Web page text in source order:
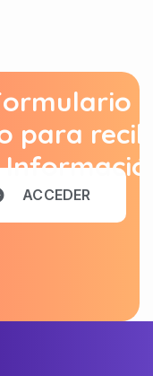
para
ACCEDER